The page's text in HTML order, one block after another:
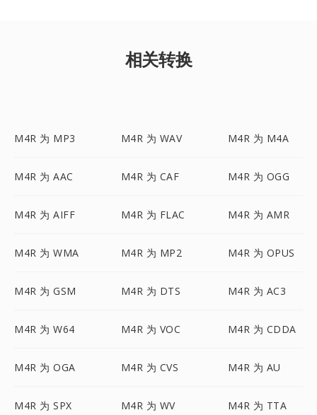
相关转换
M4R 为 MP3 M4R 为 WAV M4R 为 M4A
M4R 为 AAC M4R 为 CAF M4R 为 OGG
M4R 为 AIFF M4R 为 FLAC M4R 为 AMR
M4R 为 WMA M4R 为 MP2 M4R 为 OPUS
M4R 为 GSM M4R 为 DTS M4R 为 AC3
M4R 为 W64 M4R 为 VOC M4R 为 CDDA
M4R 为 OGA M4R 为 CVS M4R 为 AU
M4R 为 SPX M4R 为 WV M4R 为 TTA